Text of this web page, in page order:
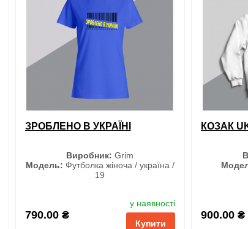
ЗРОБЛЕНО В УКРАЇНІ
Виробник: Grim
Модель: Футболка жіноча / україна /
19
790.00 ₴
у наявності
Купити
КОЗАК
900.00 ₴